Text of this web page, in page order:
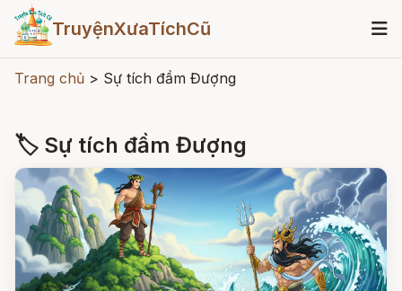
TruyệnXưaTíchCũ
Trang chủ > Sự tích đầm Đượng
🏷 Sự tích đầm Đượng